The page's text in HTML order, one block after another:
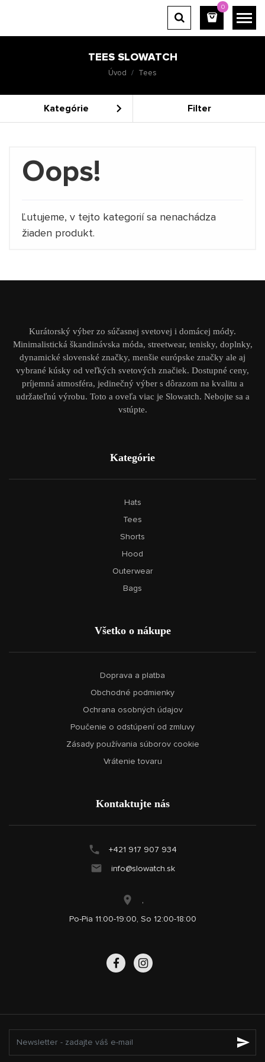
0
TEES SLOWATCH
Úvod Tees
Kategórie Filter
Oops!
Ľutujeme, v tejto kategorií sa nenachádza
žiaden produkt.
Kurátorský výber zo súčasnej svetovej i domácej módy.
Minimalistická škandinávska móda, streetwear, tenisky, doplnky,
dynamické slovenské značky, menšie európske značky ale aj
vybrané kúsky od veľkých svetových značiek. Dostupné ceny,
príjemná atmosféra, jedinečný výber s dôrazom na kvalitu a
udržateľnú výrobu. Toto a oveľa viac je Slowatch. Nebojte sa a
vstúpte.
Kategórie
Hats
Tees
Shorts
Hood
Outerwear
Bags
Všetko o nákupe
Doprava a platba
Obchodné podmienky
Ochrana osobných údajov
Poučenie o odstúpení od zmluvy
Zásady používania súborov cookie
Vrátenie tovaru
Kontaktujte nás
+421 917 907 934
info@slowatch.sk
,
Po-Pia 11:00-19:00, So 12:00-18:00
send